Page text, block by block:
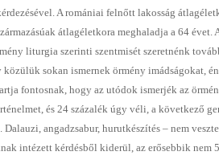
A romániai felnőtt lakosság
átlagéletkora meghaladja a 64 évet.
liturgia szerinti szentmisét szeretnénk
sokan ismernek örmény imádságokat,
fontosnak, hogy az utódok ismerjék az
és 24 százalék úgy véli, a következő
angadzsabur, hurutkészítés – nem
intézett kérdésből kiderül, az erősebbik nem